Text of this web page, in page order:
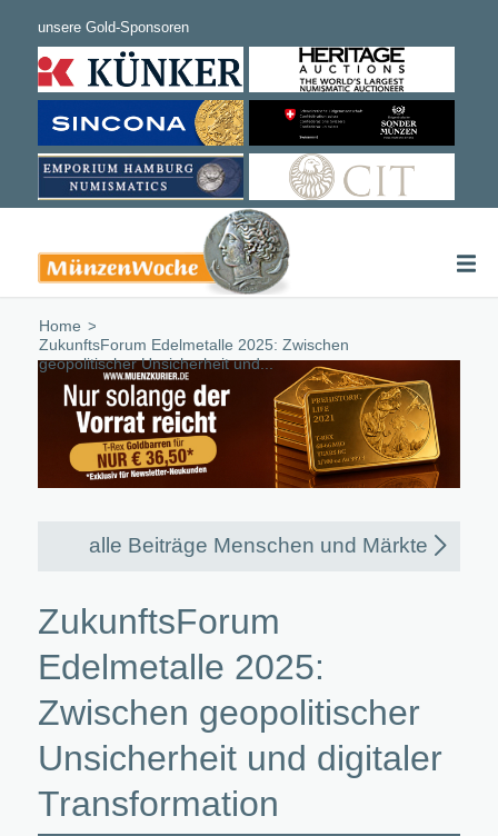
Home
ZukunftsForum Edelmetalle 2025: Zwischen
geopolitischer Unsicherheit und...
alle Beiträge Menschen und Märkte
ZukunftsForum
Edelmetalle 2025:
Zwischen geopolitischer
Unsicherheit und digitaler
Transformation